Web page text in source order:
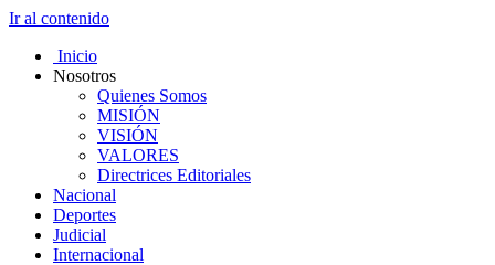
Ir al contenido
Inicio
Nosotros
Quienes Somos
MISIÓN
VISIÓN
VALORES
Directrices Editoriales
Nacional
Deportes
Judicial
Internacional